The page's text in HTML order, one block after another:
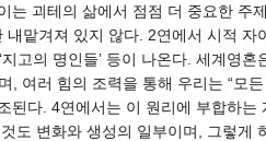
는 괴테의 삶에서 점점 더 중요한 주
맡겨져 있지 않다. 2연에서 시적 자
‘지고의 명인들’ 등이 나온다. 세계
, 여러 힘의 조력을 통해 우리는 “모
된다. 4연에서는 이 원리에 부합하
도 변화와 생성의 일부이며, 그렇게